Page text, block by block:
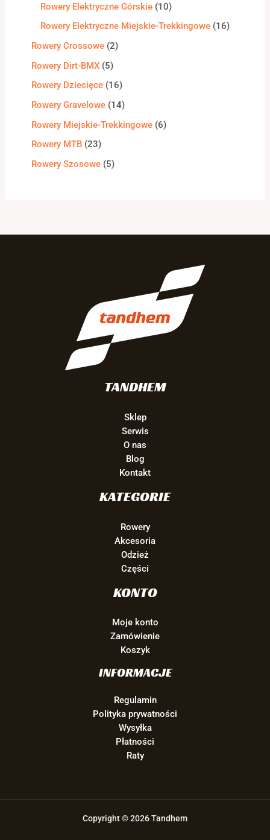
Rowery Elektryczne Górskie 10
Rowery Elektryczne Miejskie-Trekkingowe 16
Rowery Crossowe 2
Rowery Dirt-BMX 5
Rowery Dziecięce 16
Rowery Gravelowe 14
Rowery Miejskie-Trekkingowe 6
Rowery MTB 23
Rowery Szosowe 5
TANDHEM
Sklep
Serwis
O nas
Blog
Kontakt
KATEGORIE
Rowery
Akcesoria
Odzież
Części
KONTO
Moje konto
Zamówienie
Koszyk
INFORMACJE
Regulamin
Polityka prywatności
Wysyłka
Płatności
Raty
Copyright © 2026 Tandhem